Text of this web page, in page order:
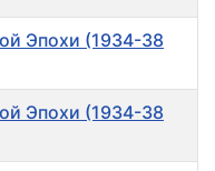
Эпохи (1934-38
Эпохи (1934-38